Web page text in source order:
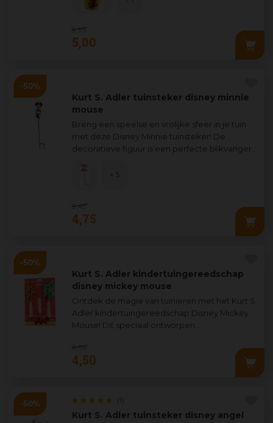
9 99
5,00
Kurt S. Adler tuinsteker disney minnie
mouse
Breng een speelse en vrolijke sfeer in je tuin
met deze Disney Minnie tuinsteker! De
decoratieve figuur is een perfecte blikvanger
9, 49
4,75
+ 5
Kurt S. Adler kindertuingereedschap
disney mickey mouse
Ontdek de magie van tuinieren met het Kurt S.
Adler kindertuingereedschap Disney Mickey
Mouse! Dit speciaal ontworpen
vrolijke w
8 99
4,50
Kurt S. Adler tuinsteker disney angel
(1)